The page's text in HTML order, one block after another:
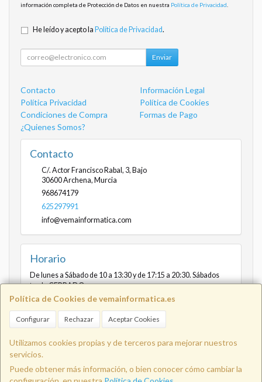
Política de Cookies de vemainformatica.es
Configurar Rechazar Aceptar Cookies
Utilizamos cookies propias y de terceros para mejorar nuestros
servicios.
Puede obtener más información, o bien conocer cómo cambiar la
información completa de Protección de Datos en nuestra Política de Privacidad
He leído y acepto la Política de Privacidad.
Enviar
Contacto
Información Legal
Política Privacidad
Política de Cookies
Condiciones de Compra
Formas de Pago
¿Quienes Somos?
Contacto
C/. Actor Francisco Rabal, 3, Bajo
30600Archena, Murcia
968674179
625297991
info@vemainformatica.com
Horario
De lunes a Sábado de 10 a 13:30 y de 17:15 a 20:30. Sábados
tarde CERRADO
Info@vemainformatica.com 625
29 79 91